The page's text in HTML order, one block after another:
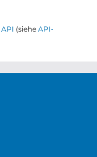
API (siehe API-